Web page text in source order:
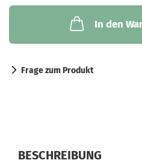
In den
Frage zum Produkt
BESCHREIBUNG